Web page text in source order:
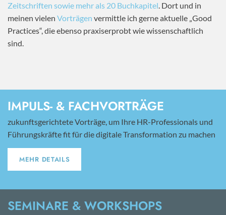
Zeitschriften sowie mehr als 20 Buchkapitel. Dort und in
meinen vielen Vorträgen vermittle ich gerne aktuelle „Good
Practices“, die ebenso praxiserprobt wie wissenschaftlich
sind.
IMPULS- & FACHVORTRÄGE
zukunftsgerichtete Vorträge, um Ihre HR-Professionals und
Führungskräfte fit für die digitale Transformation zu machen
MEHR DETAILS
SEMINARE & WORKSHOPS